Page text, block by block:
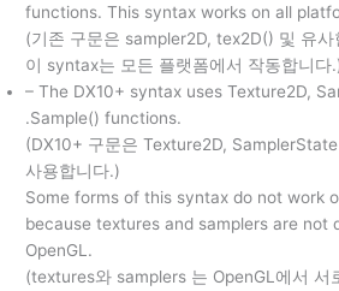
functions. This syntax works on all
(기존 구문은 sampler2D, tex2D() 및 유
이 syntax는 모든 플랫폼에서 작동합니다
– The DX10+ syntax uses Texture2D,
.Sample() functions.
(DX10+ 구문은 Texture2D,
사용합니다.)
Some forms of this syntax do not work
because textures and samplers are not
OpenGL.
(textures와 samplers 는 OpenGL에서 서